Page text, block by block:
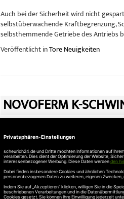
Auch bei der Sicherheit wird nicht
selbstüberwachende Kraftbegrenzung,
selbsthemmende Getriebe des Antriebs
Veröffentlicht inTore Neuigkeiten
NOVOFERM K-
Novoferm Schwingtor Modell
Kaufen Sie bei uns online das Novoferm